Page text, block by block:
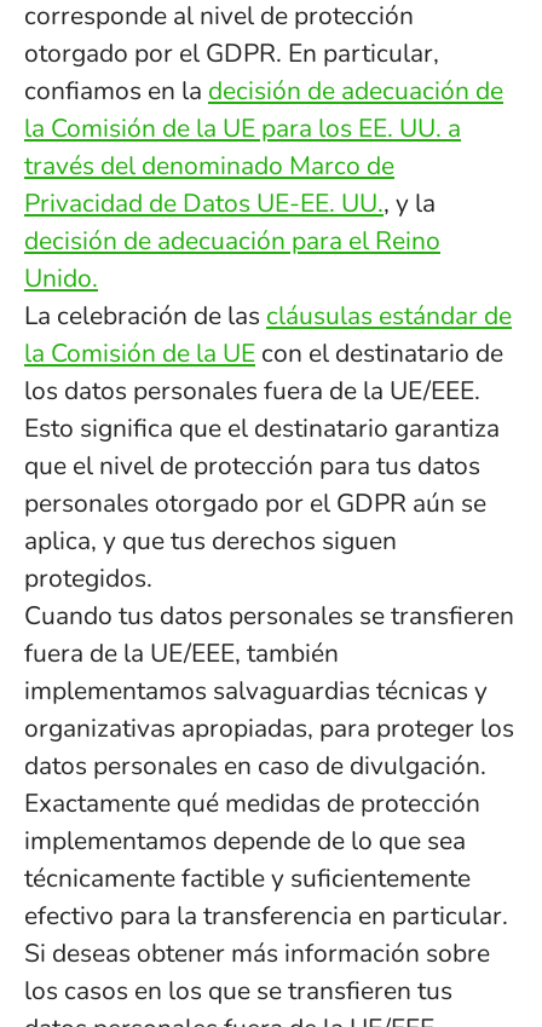
corresponde al nivel de protección
otorgado por el GDPR. En particular,
confiamos en la decisión de adecuación de
la Comisión de la UE para los EE. UU. a
través del denominado Marco de
Privacidad de Datos UE-EE. UU., y la
decisión de adecuación para el Reino
Unido.
La celebración de las cláusulas estándar de
la Comisión de la UE con el destinatario de
los datos personales fuera de la UE/EEE.
Esto significa que el destinatario garantiza
que el nivel de protección para tus datos
personales otorgado por el GDPR aún se
aplica, y que tus derechos siguen
protegidos.
Cuando tus datos personales se transfieren
fuera de la UE/EEE, también
implementamos salvaguardias técnicas y
organizativas apropiadas, para proteger los
datos personales en caso de divulgación.
Exactamente qué medidas de protección
implementamos depende de lo que sea
técnicamente factible y suficientemente
efectivo para la transferencia en particular.
Si deseas obtener más información sobre
los casos en los que se transfieren tus